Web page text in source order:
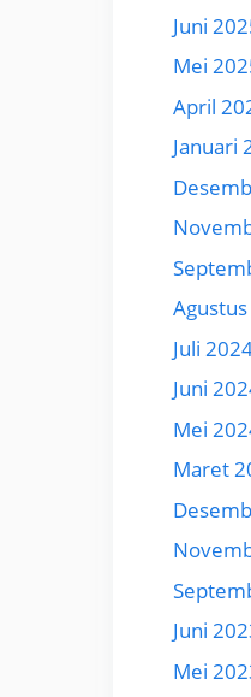
Juni
Mei
April
Januari
Juli
Juni
Mei
Maret
Juni
Mei